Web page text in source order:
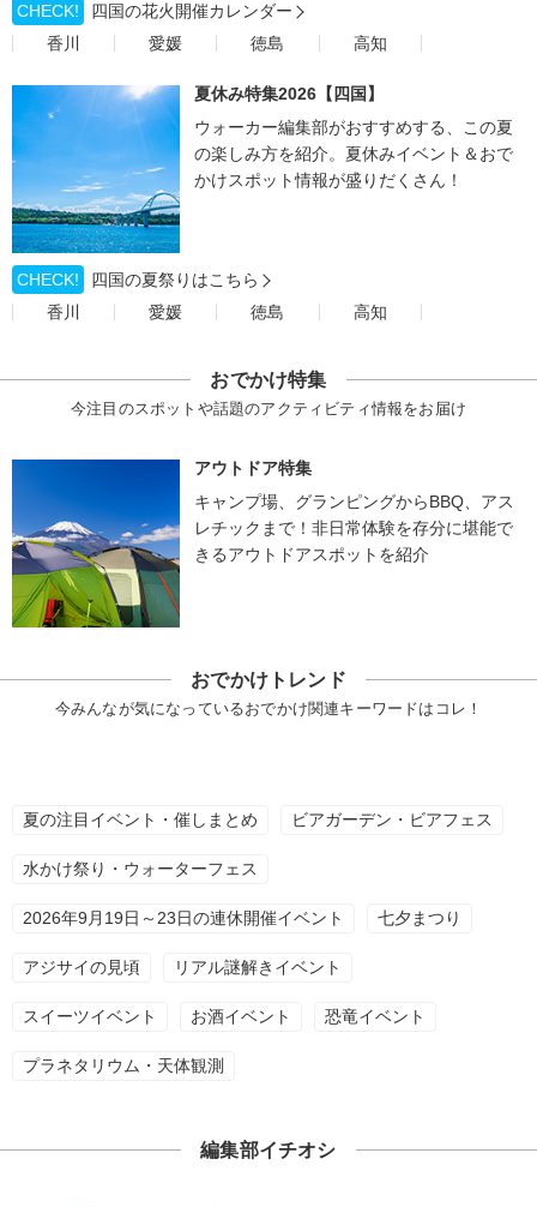
CHECK!
四国の花火開催カレンダー
香川
愛媛 徳島 高知
夏休み特集2026【四国】
ウォーカー編集部がおすすめする、この夏
の楽しみ方を紹介。夏休みイベント＆おで
かけスポット情報が盛りだくさん！
CHECK!
四国の夏祭りはこちら
香川
愛媛 徳島 高知
おでかけ特集
今注目のスポットや話題のアクティビティ情報をお届け
アウトドア特集
キャンプ場、グランピングからBBQ、アス
レチックまで！非日常体験を存分に堪能で
きるアウトドアスポットを紹介
おでかけトレンド
今みんなが気になっているおでかけ関連キーワードはコレ！
夏の注目イベント・催しまとめ ビアガーデン・ビアフェス
水かけ祭り・ウォーターフェス
2026年9月19日～23日の連休開催イベント 七夕まつり
アジサイの見頃 リアル謎解きイベント
スイーツイベント お酒イベント 恐竜イベント
プラネタリウム・天体観測
編集部イチオシ